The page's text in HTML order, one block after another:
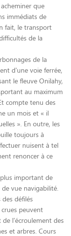
que
immédiats de
fait, le transport
de la
de la
d’une voie ferrée,
le fleuve Onilahy,
au maximum
compte tenu des
un mois et « il
». En outre, les
toujours à
nuisent à tel
renoncer à ce
important de
vue navigabilité.
défilés
crues peuvent
l’écroulement des
et arbres. Cours